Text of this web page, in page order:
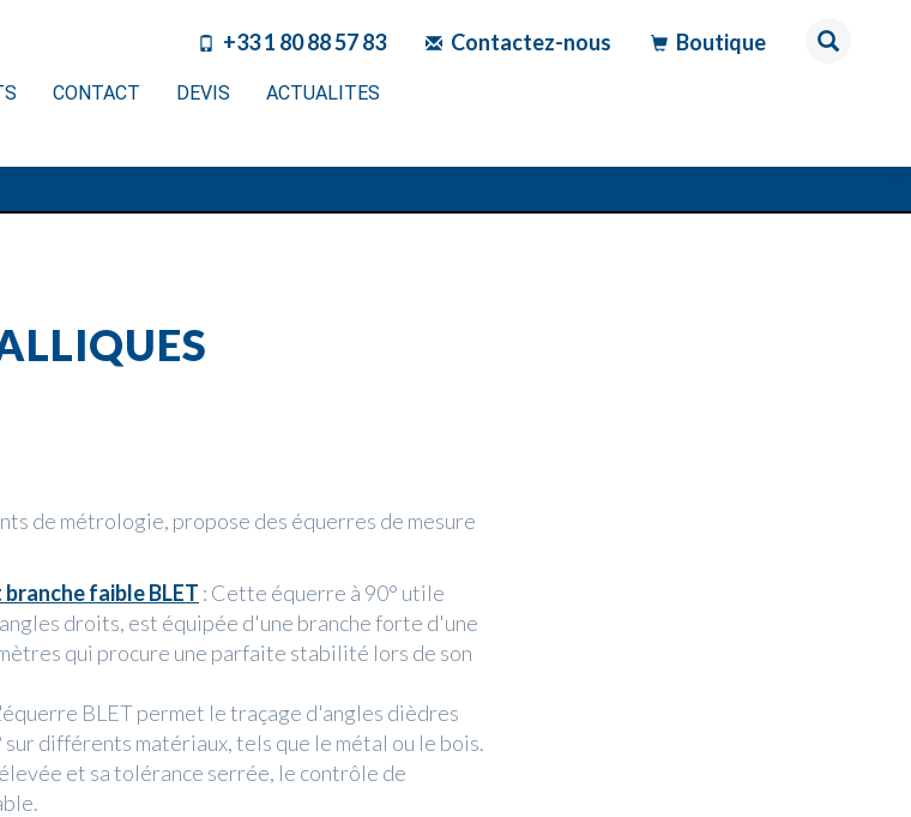
+33 1 80 88 57 83 Contactez-nous Boutique
CONTACT DEVIS ACTUALITES
de métrologie, propose des équerres de mesure
faible BLET : Cette équerre à 90° utile
droits, est équipée d'une branche forte d'une
qui procure une parfaite stabilité lors de son
BLET permet le traçage d'angles dièdres
différents matériaux, tels que le métal ou le bois.
et sa tolérance serrée, le contrôle de